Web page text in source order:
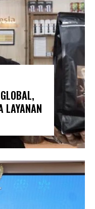
LAYANAN